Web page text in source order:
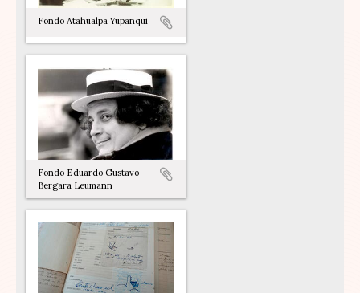
Fondo Atahualpa Yupanqui
Fondo Eduardo Gustavo
Bergara Leumann